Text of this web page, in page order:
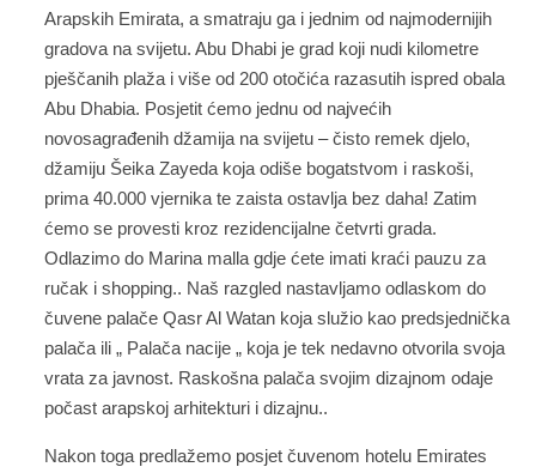
Arapskih Emirata, a smatraju ga i jednim od najmodernijih
gradova na svijetu. Abu Dhabi je grad koji nudi kilometre
pješčanih plaža i više od 200 otočića razasutih ispred obala
Abu Dhabia. Posjetit ćemo jednu od najvećih
novosagrađenih džamija na svijetu – čisto remek djelo,
džamiju Šeika Zayeda koja odiše bogatstvom i raskoši,
prima 40.000 vjernika te zaista ostavlja bez daha! Zatim
ćemo se provesti kroz rezidencijalne četvrti grada.
Odlazimo do Marina malla gdje ćete imati kraći pauzu za
ručak i shopping.. Naš razgled nastavljamo odlaskom do
čuvene palače Qasr Al Watan koja služio kao predsjednička
palača ili „ Palača nacije „ koja je tek nedavno otvorila svoja
vrata za javnost. Raskošna palača svojim dizajnom odaje
počast arapskoj arhitekturi i dizajnu..
Nakon toga predlažemo posjet čuvenom hotelu Emirates